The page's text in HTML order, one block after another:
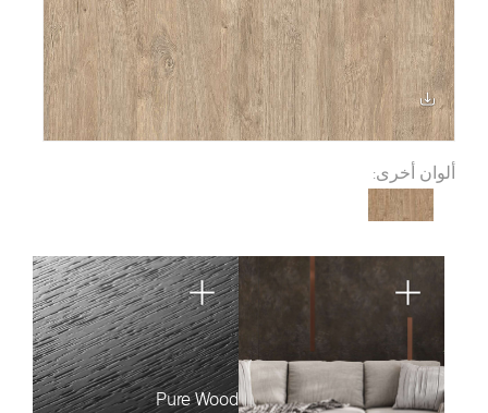
ألوان أخرى:
Pure Wood